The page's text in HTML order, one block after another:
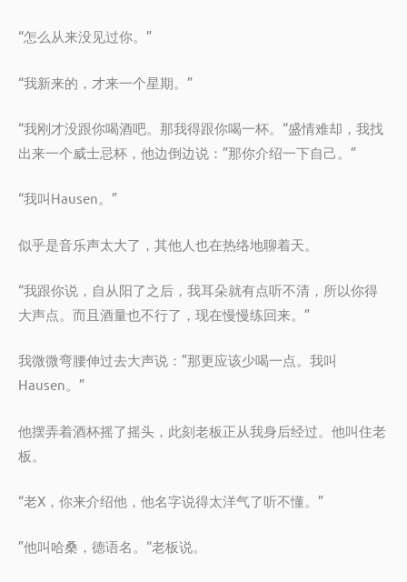
“怎么从来没见过你。”
“我新来的，才来一个星期。”
“我刚才没跟你喝酒吧。那我得跟你喝一杯。“盛情难却，我找
出来一个威士忌杯，他边倒边说：”那你介绍一下自己。”
“我叫Hausen。”
似乎是音乐声太大了，其他人也在热络地聊着天。
“我跟你说，自从阳了之后，我耳朵就有点听不清，所以你得
大声点。而且酒量也不行了，现在慢慢练回来。”
我微微弯腰伸过去大声说：”那更应该少喝一点。我叫
Hausen。”
他摆弄着酒杯摇了摇头，此刻老板正从我身后经过。他叫住老
板。
“老X，你来介绍他，他名字说得太洋气了听不懂。”
”他叫哈桑，德语名。“老板说。